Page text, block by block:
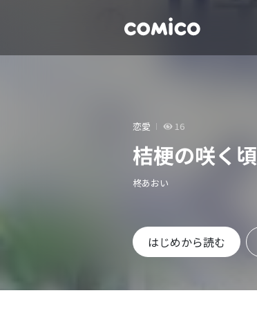
恋愛 16
桔梗の咲く頃
柊あおい
はじめから読む